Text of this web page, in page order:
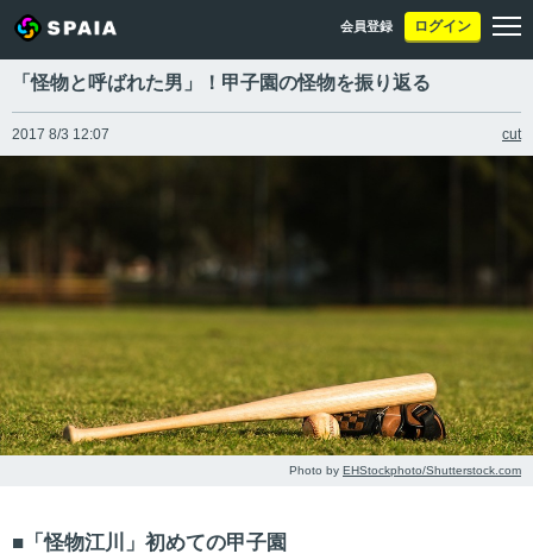
会員登録 ログイン
「怪物と呼ばれた男」！甲子園の怪物を振り返る
2017 8/3 12:07 cut
Photo by EHStockphoto/Shutterstock.com
「怪物江川」初めての甲子園